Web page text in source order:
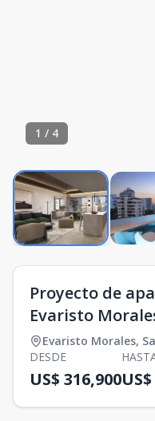
1 / 4
Proyecto de
Evaristo
Evaristo Morales,
DESDE
US$ 316,900